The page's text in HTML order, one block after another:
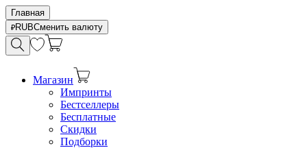
Главная
RUBСменить валюту
Магазин
Импринты
Бестселлеры
Бесплатные
Скидки
Подборки